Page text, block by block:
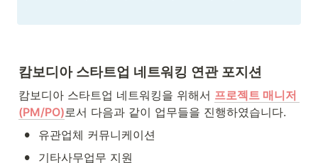
캄보디아 스타트업 네트워킹 연관 포지션
캄보디아 스타트업 네트워킹을 위해서 프로젝트 매니저
(PM/PO) 로서 다음과 같이 업무들을 진행하였습니다.
• 유관업체 커뮤니케이션
• 기타사무업무 지원